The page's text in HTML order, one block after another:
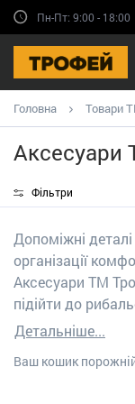
Пн-Пт: 9:00 - 18:00
Головна Товари
Аксесуари
Фільтри
Допоміжні
організації
Аксесуари ТМ
підійти до
злагодженим та
знадобляться
Детальніше...
Ваш кошик